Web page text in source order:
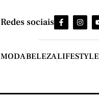
Redes sociais
MODABELEZALIFESTYLE